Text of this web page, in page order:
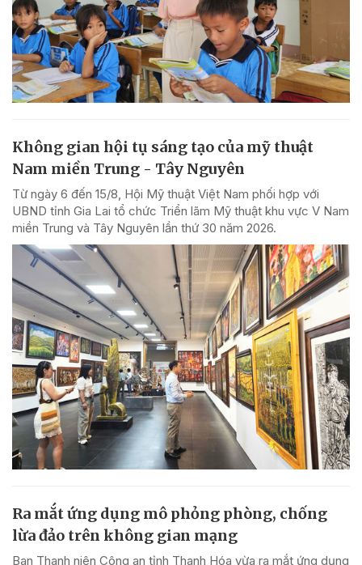
Không gian hội tụ sáng tạo của mỹ thuật
Nam miền Trung - Tây Nguyên
Từ ngày 6 đến 15/8, Hội Mỹ thuật Việt Nam phối hợp với
UBND tỉnh Gia Lai tổ chức Triển lãm Mỹ thuật khu vực V Nam
miền Trung và Tây Nguyên lần thứ 30 năm 2026.
Ra mắt ứng dụng mô phỏng phòng, chống
lừa đảo trên không gian mạng
Ban Thanh niên Công an tỉnh Thanh Hóa vừa ra mắt ứng dụng